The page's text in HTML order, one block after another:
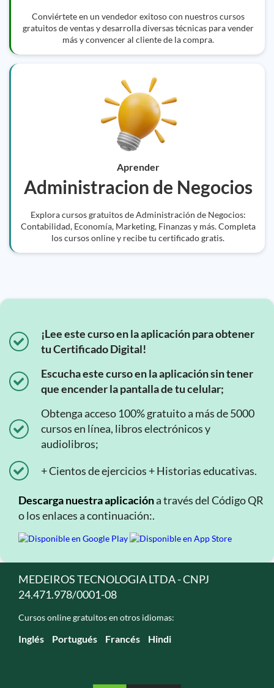
Conviértete en un vendedor exitoso con nuestros cursos
gratuitos de ventas y desarrolla diversas técnicas para vender
más y convencer al cliente de la compra.
Aprender
Administracion de Negocios
Explora cursos gratuitos de Administración de Negocios:
Contabilidad, Economía, Marketing, Finanzas y más. Completa
los cursos online y recibe tu certificado gratis.
¡Lee este curso en la aplicación para obtener
tu Certificado Digital!
Escucha este curso en la aplicación sin tener
que encender la pantalla de tu celular;
Obtenga acceso 100% gratuito a más de 5000
cursos en línea, libros electrónicos y
audiolibros;
+ Cientos de ejercicios + Historias educativas.
Descarga nuestra aplicacióna través del Código QR
o los enlaces a continuación:.
MEDEIROS TECNOLOGIA LTDA - CNPJ
24.471.978/0001-08
Cursos online gratuitos en otros idiomas:
Inglés Portugués Francés Hindi